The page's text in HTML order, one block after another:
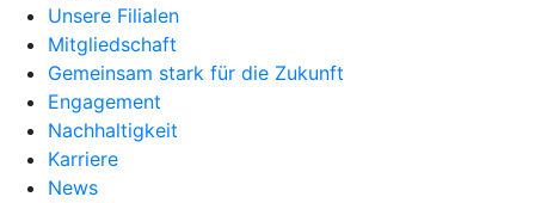
Unsere Filialen
Mitgliedschaft
Gemeinsam stark für die Zukunft
Engagement
Nachhaltigkeit
Karriere
News